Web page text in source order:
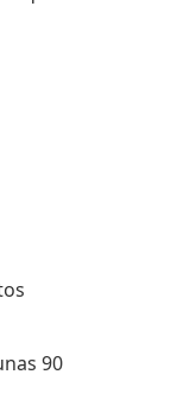
90